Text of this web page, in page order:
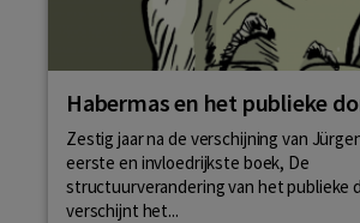
Habermas en het publieke
Zestig jaar na de verschijning van
eerste en invloedrijkste boek, De
structuurverandering van het publieke
verschijnt het...